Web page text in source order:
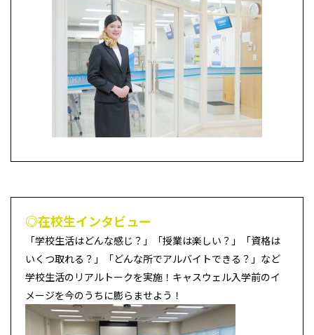
◎在校生インタビュー
「学校生活はどんな感じ？」「授業は楽しい？」「資格は
いくつ取れる？」「どんな所でアルバイトできる？」など
学校生活のリアルトークを実施！キャスウェル入学前のイ
メージを今のうちに膨らませよう！